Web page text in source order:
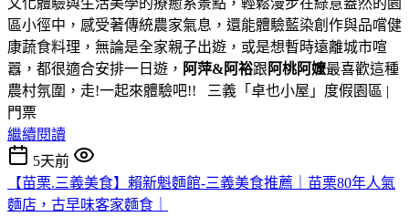
區小徑中，感受著傳統農家氣息，還能體驗藍染創作與品嚐健
康蔬食料理，無論是全家親子出遊，或是想暫時遠離城市喧
囂，都很適合安排一日遊， 阿萍&阿裕跟 阿桃阿嬤最喜歡這種
農村氛圍，走!一起來體驗吧!! 三義「卓也小屋」度假園區 |
門票
繼續閱讀
5天前
【苗栗.三義美食】賴新魁麵館-三義美食推薦｜苗栗80年人氣
麵店，古早味客家麵食｜